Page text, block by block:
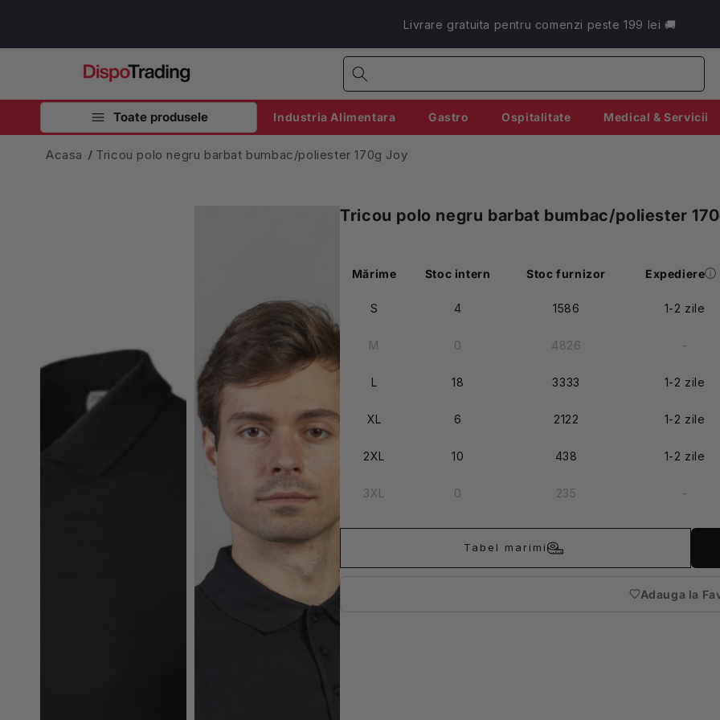
Livrare gratuita pentru comenzi peste 199 lei 🚚
Toate produsele Industria Alimentara Gastro Ospitalitate Medical & Servicii
Acasa Tricou polo negru barbat bumbac/poliester 170g Joy
Tricou polo negru barbat bumbac/poliester
Mărime Stoc intern Stoc furnizor Expediere
S 4 1586 1-2 zile
M 0 4826 -
L 18 3333 1-2 zile
XL 6 2122 1-2 zile
2XL 10 438 1-2 zile
3XL 0 235 -
Tabel marimi
Adauga la